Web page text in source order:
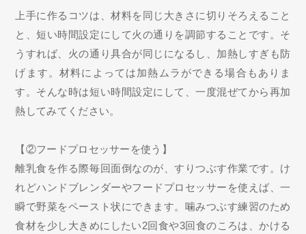
上手に作るコツは、材料を同じ大きさに切りそろえること
と、短い時間設定にして火の通りを調節することです。そ
うすれば、火の通り具合が同じになるし、加熱しすぎも防
げます。材料によっては加熱ムラができる場合もありま
す。そんな時は短い時間設定にして、一度混ぜてから再加
熱してみてください。
【②フードプロセッサーを使う】
離乳食を作る際毎回面倒なのが、すりつぶす作業です。け
れどハンドブレンダーやフードプロセッサーを使えば、一
瞬で野菜をペースト状にできます。噛みつぶす練習のため
食材を少し大きめにしたい2回食や3回食のころは、かける